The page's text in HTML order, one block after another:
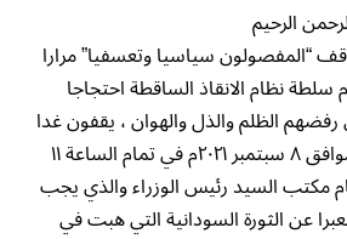
الرحيم
“المفصولون سياسيا وتعسفيا” مرارا
سلطة نظام الانقاذ الساقطة احتجاجا
رفضهم الظلم والذل والهوان ، يقفون غدا
الاربعاء الموافق ٨ سبتمبر ٢٠٢١م في تمام الساعة ١١
مكتب السيد رئيس الوزراء والذي يجب
عن الثورة السودانية التي هبت في